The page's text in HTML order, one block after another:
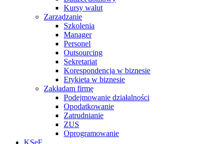
Kursy walut
Zarządzanie
Szkolenia
Manager
Personel
Outsourcing
Sekretariat
Korespondencja w biznesie
Etykieta w biznesie
Zakładam firmę
Podejmowanie działalności
Opodatkowanie
Zatrudnianie
ZUS
Oprogramowanie
KSeF